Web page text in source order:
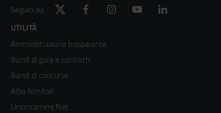
Seguici su:
Twitter Facebook Instagram YouTube
Footer
menù
colonna
2
UTILITÀ
Amministrazione trasparente
Bandi di gara e contratti
Bandi di concorso
Albo fornitori
Unioncamere.Net